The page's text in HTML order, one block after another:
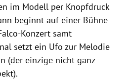
im Modell per Knopfdruck
beginnt auf einer Bühne
Konzert samt
setzt ein Ufo zur Melodie
(der einzige nicht ganz